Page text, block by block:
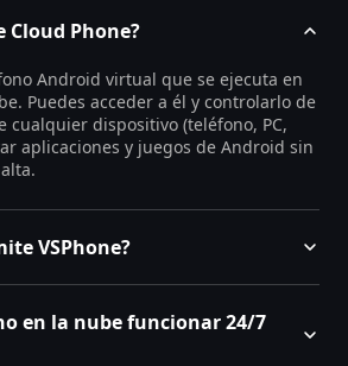
Cloud Phone?
Android virtual que se ejecuta en
Puedes acceder a él y controlarlo de
cualquier dispositivo (teléfono, PC,
aplicaciones y juegos de Android sin
VSPhone?
en la nube funcionar 24/7